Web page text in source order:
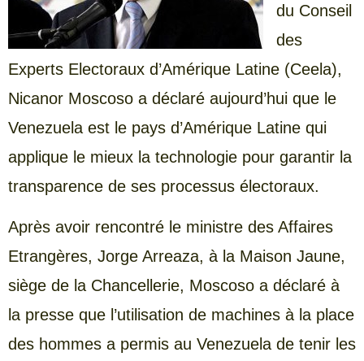
du Conseil
des
Experts Electoraux d’Amérique Latine (Ceela),
Nicanor Moscoso a déclaré aujourd’hui que le
Venezuela est le pays d’Amérique Latine qui
applique le mieux la technologie pour garantir la
transparence de ses processus électoraux.
Après avoir rencontré le ministre des Affaires
Etrangères, Jorge Arreaza, à la Maison Jaune,
siège de la Chancellerie, Moscoso a déclaré à
la presse que l’utilisation de machines à la place
des hommes a permis au Venezuela de tenir les